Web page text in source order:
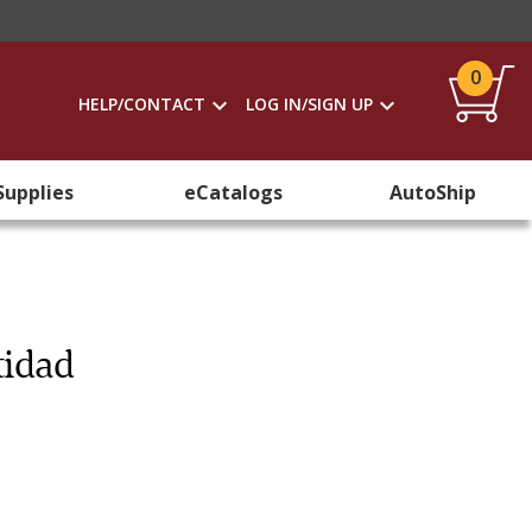
HELP/CONTACT LOG IN/SIGN UP
0
eCatalogs AutoShip